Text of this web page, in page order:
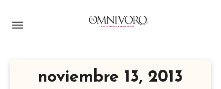
noviembre 13, 2013